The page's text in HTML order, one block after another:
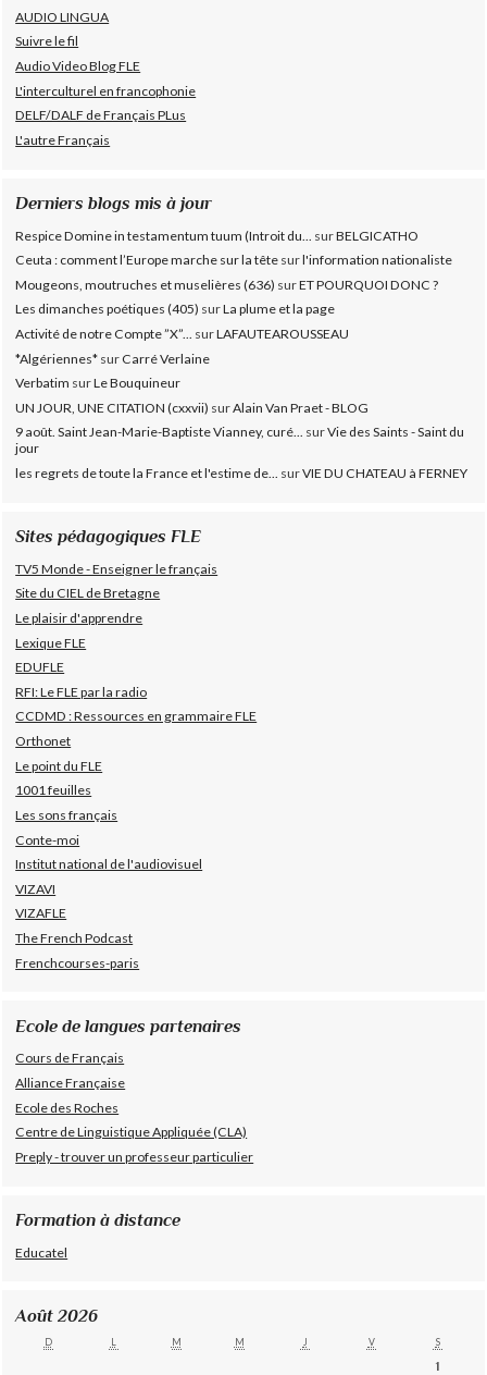
AUDIO LINGUA
Suivre le fil
Audio Video Blog FLE
L'interculturel en francophonie
DELF/DALF de Français PLus
L'autre Français
Derniers blogs mis à jour
Respice Domine in testamentum tuum (Introit du... surBELGICATHO
Ceuta : comment l’Europe marche sur la tête surl'information nationaliste
Mougeons, moutruches et muselières (636) surET POURQUOI DONC ?
Les dimanches poétiques (405) surLa plume et la page
Activité de notre Compte ”X”...
surLAFAUTEAROUSSEAU
*Algériennes* surCarré Verlaine
Verbatim surLe Bouquineur
UN JOUR, UNE CITATION (cxxvii) surAlain Van Praet - BLOG
9 août. Saint Jean-Marie-Baptiste Vianney, curé... surVie des Saints - Saint du
jour
les regrets de toute la France et l'estime de... surVIE DU CHATEAU à FERNEY
Sites pédagogiques FLE
TV5 Monde - Enseigner le français
Site du CIEL de Bretagne
Le plaisir d'apprendre
Lexique FLE
EDUFLE
RFI: Le FLE par la radio
CCDMD : Ressources en grammaire FLE
Orthonet
Le point du FLE
1001 feuilles
Les sons français
Conte-moi
Institut national de l'audiovisuel
VIZAVI
VIZAFLE
The French Podcast
Frenchcourses-paris
Ecole de langues partenaires
Cours de Français
Alliance Française
Ecole des Roches
Centre de Linguistique Appliquée (CLA)
Preply - trouver un professeur particulier
Formation à distance
Educatel
Août 2026
D L M M J V S
1